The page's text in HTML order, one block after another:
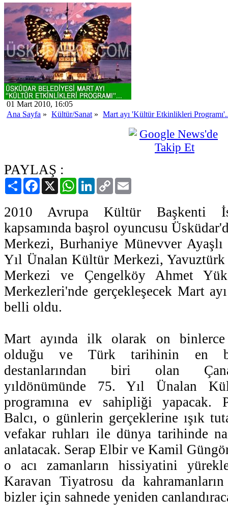
01 Mart 2010, 16:05
Ana Sayfa » Kültür/Sanat » Mart ayı 'Kültür Etkinlikleri
PAYLAŞ :
PaylaşFacebook
X WhatsAppLinkedIn
Copy
Link
2010 Avrupa Kültür Başkenti
kapsamında başrol oyuncusu
Merkezi, Burhaniye Münevver
Yıl Ünalan Kültür Merkezi,
Merkezi ve Çengelköy Ahmet
Merkezleri'nde gerçekleşecek Mart
belli oldu.
Mart ayında ilk olarak on
olduğu ve Türk tarihinin en
destanlarından biri olan
yıldönümünde 75. Yıl Ünalan
programına ev sahipliği yapacak.
Balcı, o günlerin gerçeklerine ışık
vefakar ruhları ile dünya tarihinde
anlatacak. Serap Elbir ve Kamil
o acı zamanların hissiyatini
Karavan Tiyatrosu da
bizler için sahnede yeniden